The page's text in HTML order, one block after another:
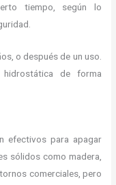
tiempo, según lo
o después de un uso.
de forma
efectivos para apagar
sólidos como madera,
comerciales, pero